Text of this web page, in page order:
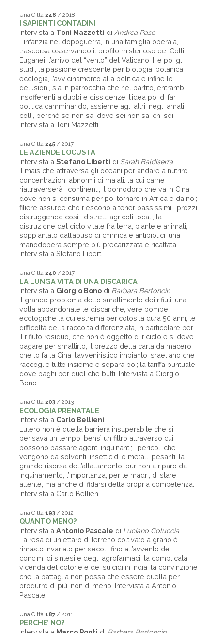
Una Città 248 / 2018
I SAPIENTI CONTADINI
Intervista a Toni Mazzetti di Andrea Pase
L’infanzia nel dopoguerra, in una famiglia operaia,
trascorsa osservando il profilo misterioso dei Colli
Euganei, l’arrivo del “vento” del Vaticano II, e poi gli
studi, la passione crescente per biologia, botanica,
ecologia, l’avvicinamento alla politica e infine le
delusioni, sia in parrocchia che nel partito, entrambi
insofferenti a dubbi e dissidenze; l’idea poi di far
politica camminando, assieme agli altri, negli amati
colli, perché se non sai dove sei non sai chi sei.
Intervista a Toni Mazzetti.
Una Città 245 / 2017
LE AZIENDE LOCUSTA
Intervista a Stefano Liberti di Sarah Baldiserra
Il mais che attraversa gli oceani per andare a nutrire
concentrazioni abnormi di maiali, la cui carne
riattraverserà i continenti, il pomodoro che va in Cina
dove non si consuma per poi tornare in Africa e da noi;
filiere assurde che riescono a tener bassissimi i prezzi
distruggendo così i distretti agricoli locali; la
distruzione del ciclo vitale fra terra, piante e animali,
soppiantato dall’abuso di chimica e antibiotici; una
manodopera sempre più precarizzata e ricattata.
Intervista a Stefano Liberti.
Una Città 240 / 2017
LA LUNGA VITA DI UNA DISCARICA
Intervista a Giorgio Bono di Barbara Bertoncin
Il grande problema dello smaltimento dei rifiuti, una
volta abbandonate le discariche, vere bombe
ecologiche la cui estrema pericolosità dura 50 anni; le
difficoltà della raccolta differenziata, in particolare per
il rifiuto residuo, che non è oggetto di riciclo e si deve
pagare per smaltirlo; il prezzo della carta da macero
che lo fa la Cina; l’avveniristico impianto israeliano che
raccoglie tutto insieme e separa poi; la tariffa puntuale
dove paghi per quel che butti. Intervista a Giorgio
Bono.
Una Città 203 / 2013
ECOLOGIA PRENATALE
Intervista a Carlo Bellieni
L’utero non è quella barriera insuperabile che si
pensava un tempo, bensì un filtro attraverso cui
possono passare agenti inquinanti; i pericoli che
vengono da solventi, insetticidi e metalli pesanti; la
grande risorsa dell’allattamento, pur non a riparo da
inquinamento; l’importanza, per le madri, di stare
attente, ma anche di fidarsi della propria competenza.
Intervista a Carlo Bellieni.
Una Città 193 / 2012
QUANTO MENO?
Intervista a Antonio Pascale di Luciano Coluccia
La resa di un ettaro di terreno coltivato a grano è
rimasto invariato per secoli, fino all’avvento dei
concimi di sintesi e degli agrofarmaci; la complicata
vicenda del cotone e dei suicidi in India; la convinzione
che la battaglia non possa che essere quella per
produrre di più, non di meno. Intervista a Antonio
Pascale.
Una Città 187 / 2011
PERCHE’ NO?